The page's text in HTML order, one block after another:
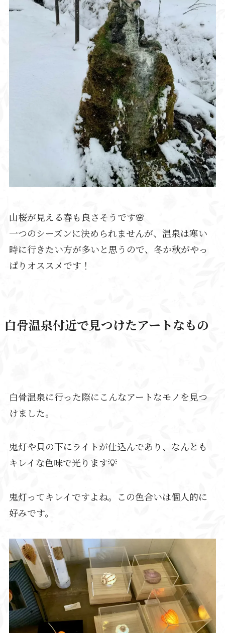
山桜が見える春も良さそうです🌸
一つのシーズンに決められませんが、温泉は寒い
時に行きたい方が多いと思うので、冬か秋がやっ
ぱりオススメです！
白骨温泉付近で見つけたアートなもの
白骨温泉に行った際にこんなアートなモノを見つ
けました。
鬼灯や貝の下にライトが仕込んであり、なんとも
キレイな色味で光ります💡
鬼灯ってキレイですよね。この色合いは個人的に
好みです。